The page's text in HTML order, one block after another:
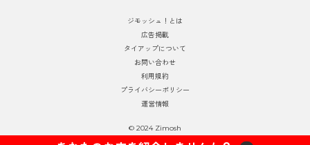
ジモッシュ！とは
広告掲載
タイアップについて
お問い合わせ
利用規約
プライバシーポリシー
運営情報
© 2024 Zimosh